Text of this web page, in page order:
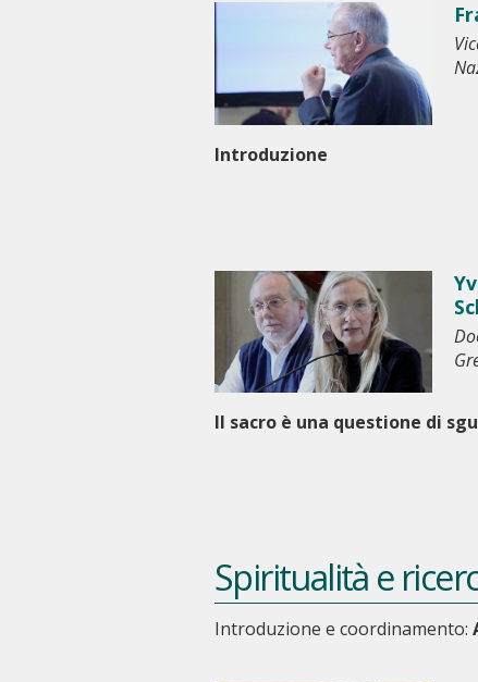
Introduzione
Il sacro è una questione di
Spiritualità e
Introduzione e coordinamento: